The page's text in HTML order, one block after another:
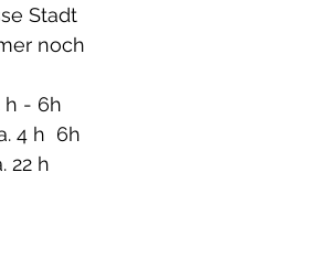
Stadt
noch
h - 6h
4 h  6h
22 h